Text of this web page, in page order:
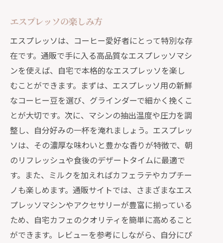
エスプレッソの楽しみ方
エスプレッソは、コーヒー愛好者にとって特別な存
在です。通販で手に入る高品質なエスプレッソマシ
ンを使えば、自宅で本格的なエスプレッソを楽し
むことができます。まずは、エスプレッソ用の新鮮
なコーヒー豆を選び、グラインダーで細かく挽くこ
とが大切です。次に、マシンの抽出温度や圧力を調
整し、自分好みの一杯を淹れましょう。エスプレッ
ソは、その濃厚な味わいと豊かな香りが特徴で、朝
のリフレッシュや食後のデザートタイムに最適で
す。また、ミルクを加えればカフェラテやカプチー
ノも楽しめます。通販サイトでは、さまざまなエス
プレッソマシンやアクセサリーが豊富に揃っている
ため、自宅カフェのクオリティを簡単に高めること
ができます。レビューを参考にしながら、自分にぴ